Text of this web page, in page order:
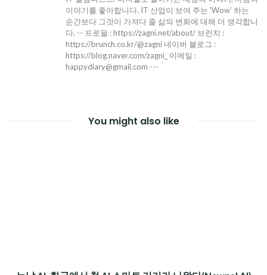
이야기를 좋아합니다. IT 산업이 보여 주는 'Wow' 하는
순간보다 그것이 가져다 줄 삶의 변화에 대해 더 생각합니
다. -- 프로필 : https://zagni.net/about/ 브런치 :
https://brunch.co.kr/@zagni 네이버 블로그 :
https://blog.naver.com/zagni_ 이메일 :
happydiary@gmail.com ---
You might also like